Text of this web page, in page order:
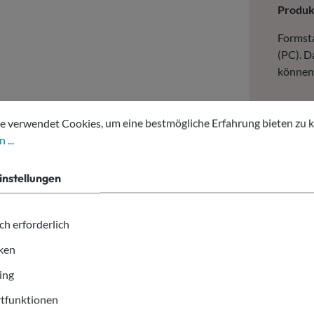
(PC).
Sie
Sie
Cookies, um eine bestmögliche Erfahrung bieten zu
verwendet Cookies, um eine bestmögliche Erfahrung bieten zu
erforderlich